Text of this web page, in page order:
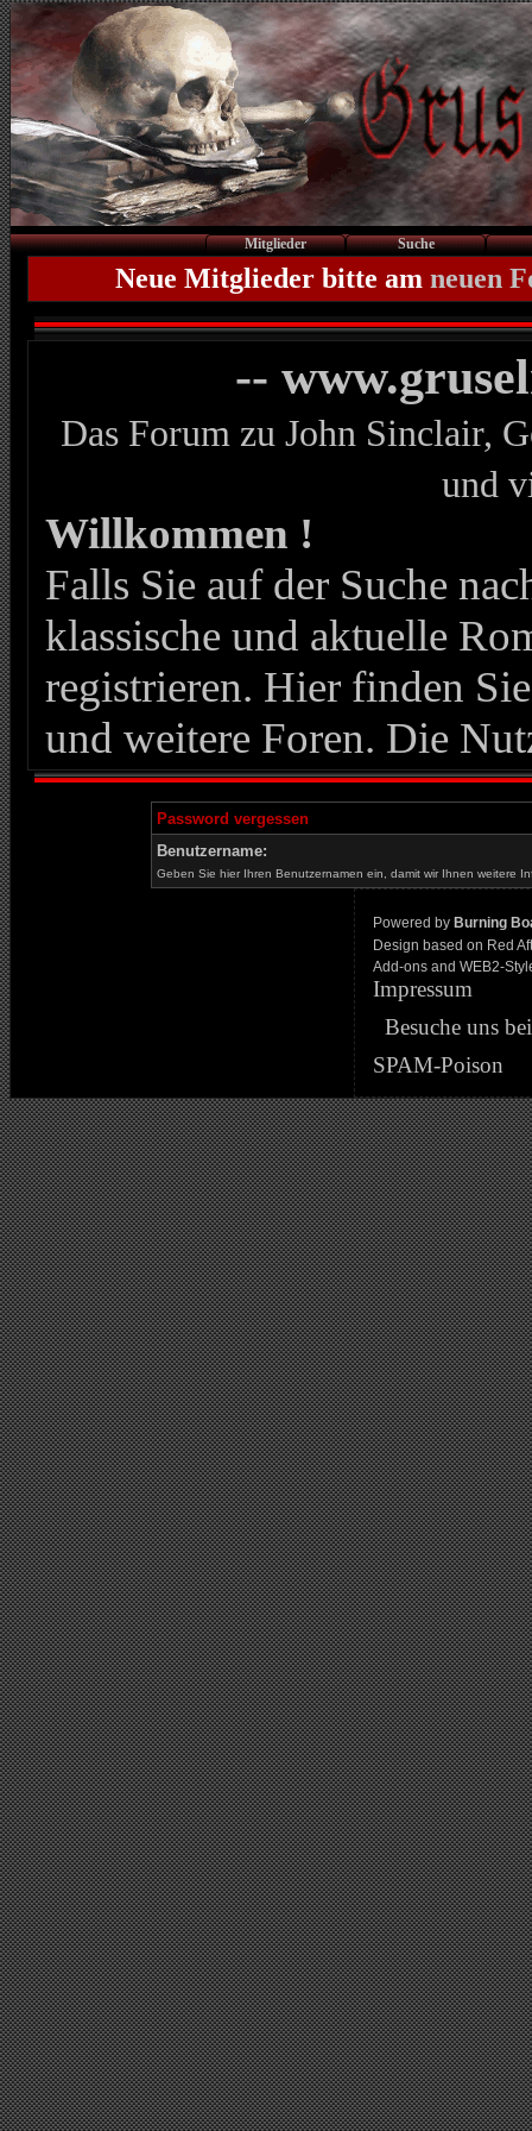
Mitglieder Suche
Neue Mitglieder bitte am neuen
--
Das Forum zu John Sinclair,
und
Willkommen !
Falls Sie auf der Suche
klassische und aktuelle
registrieren. Hier finden
und weitere Foren. Die
Password vergessen
Benutzername:
Geben Sie hier Ihren Benutzernamen ein, damit wir Ihnen weitere
Powered by Burning
Design based on Red
Add-ons and WEB2-
Impressum
Besuche uns
SPAM-Poison